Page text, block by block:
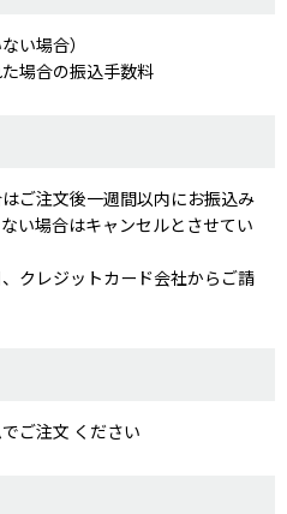
い場合）
場合の振込手数料
ご注文後一週間以内にお振込み
い場合はキャンセルとさせてい
クレジットカード会社からご請
ご注文 ください